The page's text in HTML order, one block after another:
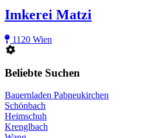
Imkerei Matzi
1120 Wien
Beliebte Suchen
Bauernladen Pabneukirchen
Schönbach
Heimschuh
Krenglbach